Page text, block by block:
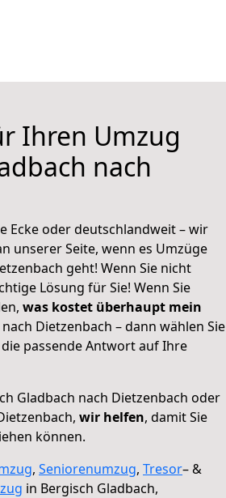
Ihren Umzug
nach
Ecke oder deutschlandweit – wir
unserer Seite, wenn es Umzüge
geht! Wenn Sie nicht
Lösung für Sie! Wenn Sie
was kostet überhaupt mein
Dietzenbach – dann wählen Sie
passende Antwort auf Ihre
Gladbach nach Dietzenbach oder
wir helfen, damit Sie
können.
, Seniorenumzug, Tresor– &
in Bergisch Gladbach,